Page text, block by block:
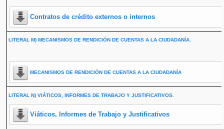
Contratos de crédito externos o internos
LITERAL M) MECANISMOS DE RENDICIÓN DE CUENTAS A LA CIUDADANÍA.
MECANISMOS DE RENDICIÓN DE CUENTAS A LA CIUDADANÍA
LITERAL N) VIÁTICOS, INFORMES DE TRABAJO Y JUSTIFICATIVOS.
Viáticos, Informes de Trabajo y Justificativos